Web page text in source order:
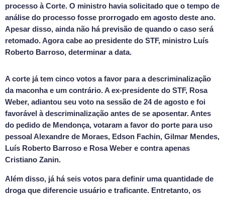
processo à Corte. O ministro havia solicitado que o tempo de
análise do processo fosse prorrogado em agosto deste ano.
Apesar disso, ainda não há previsão de quando o caso será
retomado. Agora cabe ao presidente do STF, ministro Luís
Roberto Barroso, determinar a data.
A corte já tem cinco votos a favor para a descriminalização
da maconha e um contrário. A ex-presidente do STF, Rosa
Weber, adiantou seu voto na sessão de 24 de agosto e foi
favorável à descriminalização antes de se aposentar. Antes
do pedido de Mendonça, votaram a favor do porte para uso
pessoal Alexandre de Moraes, Edson Fachin, Gilmar Mendes,
Luís Roberto Barroso e Rosa Weber e contra apenas
Cristiano Zanin.
Além disso, já há seis votos para definir uma quantidade de
droga que diferencie usuário e traficante. Entretanto, os